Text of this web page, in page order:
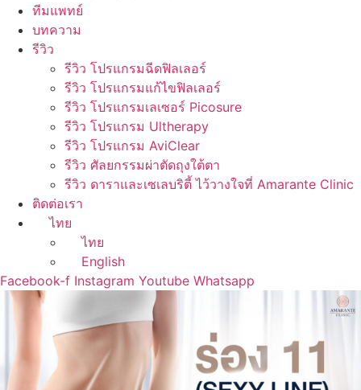
ทีมแพทย์
บทความ
รีวิว
รีวิว โปรแกรมฉีดฟิลเลอร์
รีวิว โปรแกรมแก้ไขฟิลเลอร์
รีวิว โปรแกรมเลเซอร์ Picosure
รีวิว โปรแกรม Ultherapy
รีวิว โปรแกรม AviClear
รีวิว ศัลยกรรมผ่าตัดถุงใต้ตา
รีวิว ดาราและเซเลบริตี้ ไว้วางใจที่ Amarante Clinic
ติดต่อเรา
ไทย
ไทย
English
Facebook-f Instagram Youtube Whatsapp